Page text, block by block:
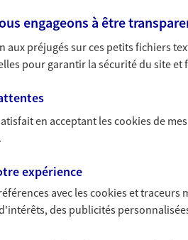
avenir
et sécurisez votre futur grâce à
Nous vous accompagnons dans
privilégiant une relation de confiance
Santé
engageons à être
aux préjugés sur ces petits fichiers
pour garantir la sécurité du site et
en acceptant lescookiesde
expérience
avec lescookies et traceurs
des publicités